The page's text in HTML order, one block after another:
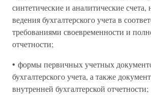
синтетические и аналитические
ведения бухгалтерского учета в
требованиями своевременности и
отчетности;
• формы первичных учетных
бухгалтерского учета, а также
внутренней бухгалтерской отчетности;